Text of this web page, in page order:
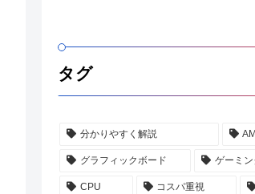
タグ
分かりやすく解説
グラフィックボード ゲーミ
CPU コスパ重視